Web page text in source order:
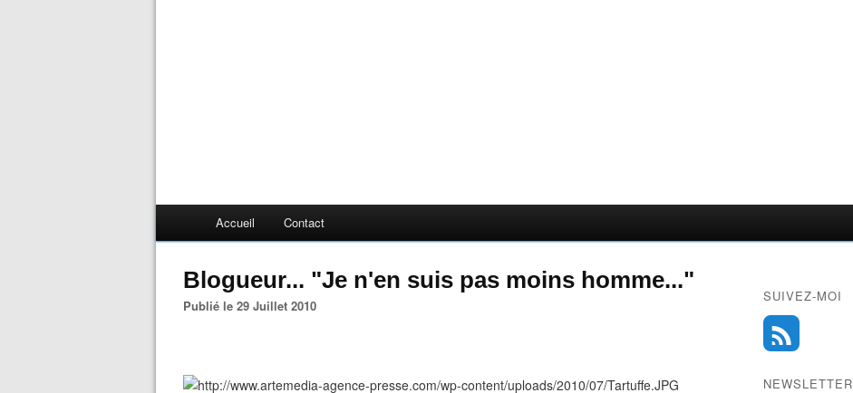
Accueil Contact
Blogueur... "Je n'en suis pas moins homme..."
Publié le 29 Juillet 2010
SUIVEZ-MOI
NEWSLETTER